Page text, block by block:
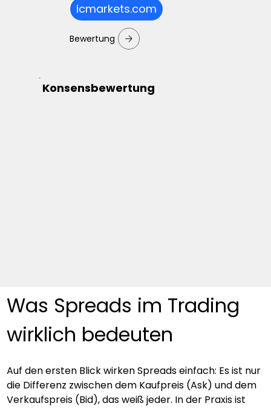
icmarkets.com
Bewertung
Konsensbewertung
Was Spreads im Trading
wirklich bedeuten
Auf den ersten Blick wirken Spreads einfach: Es ist nur
die Differenz zwischen dem Kaufpreis (Ask) und dem
Verkaufspreis (Bid), das weiß jeder. In der Praxis ist